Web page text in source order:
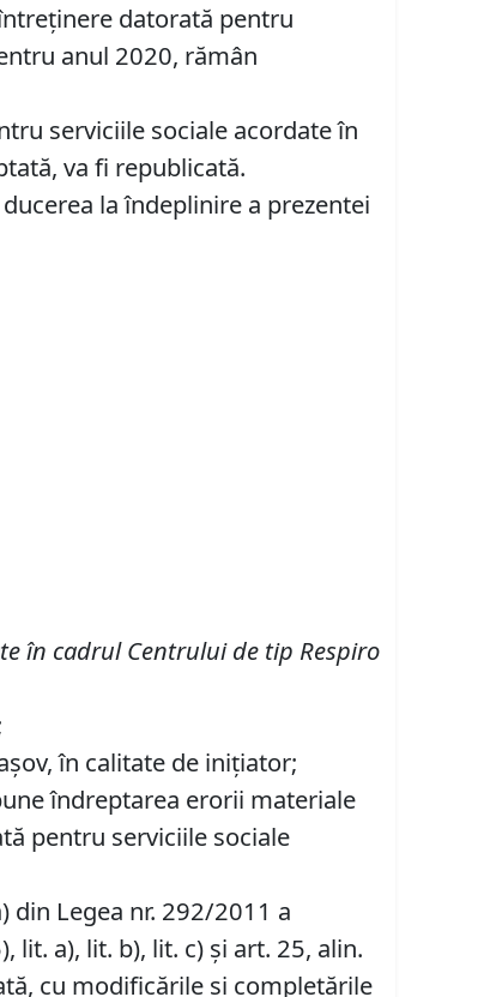
datorată pentru
anul 2020, rămân
serviciile sociale acordate în
va fi republicată.
la îndeplinire a prezentei
în cadrul Centrului de tip Respiro
în calitate de iniţiator;
îndreptarea erorii materiale
pentru serviciile sociale
din Legea nr. 292/2011 a
lit. a), lit. b), lit. c) şi art. 25, alin.
cu modificările şi completările